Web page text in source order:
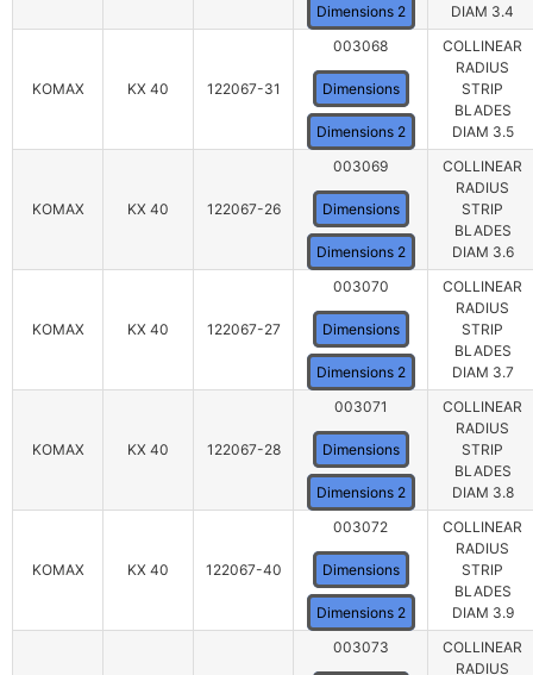
Dimensions 2
DIAM 3.4
KOMAX KX 40 122067-31
003068
Dimensions
Dimensions 2
COLLINEAR
RADIUS
STRIP
BLADES
DIAM 3.5
KOMAX KX 40 122067-26
003069
Dimensions
Dimensions 2
COLLINEAR
RADIUS
STRIP
BLADES
DIAM 3.6
KOMAX KX 40 122067-27
003070
Dimensions
Dimensions 2
COLLINEAR
RADIUS
STRIP
BLADES
DIAM 3.7
KOMAX KX 40 122067-28
003071
Dimensions
Dimensions 2
COLLINEAR
RADIUS
STRIP
BLADES
DIAM 3.8
KOMAX KX 40 122067-40
003072
Dimensions
Dimensions 2
COLLINEAR
RADIUS
STRIP
BLADES
DIAM 3.9
003073
COLLINEAR
RADIUS